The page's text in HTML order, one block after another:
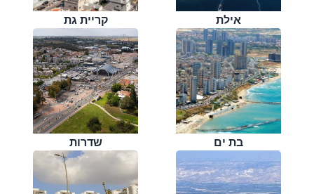
קריית גת אילת
שדרות בת ים